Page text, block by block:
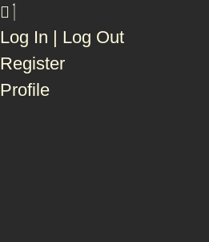
Log In | Log Out
Register
Profile